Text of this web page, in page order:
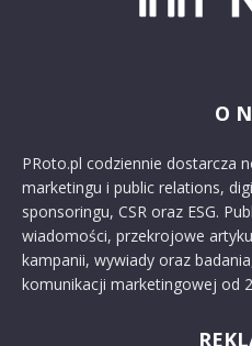
O
PRoto.pl codziennie dostarcza
marketingu i public relations,
sponsoringu, CSR oraz ESG.
wiadomości, przekrojowe
kampanii, wywiady oraz
komunikacji marketingowej od